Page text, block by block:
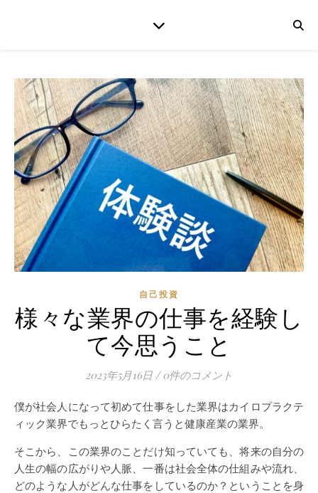
自己投資
様々な業界の仕事を経験し
て今思うこと
2023年5月16日 / 0件のコメント
僕が社会人になって初めて仕事をした業界はカイロプラクテ
ィック業界でもっとひらたく言うと健康産業の業界。
そこから、この業界のことだけ知っていても、将来の自分の
人生の幅の広がりや人脈、一番は社会全体の仕組みや流れ、
どのような人がどんな仕事をしているのか？ということを身